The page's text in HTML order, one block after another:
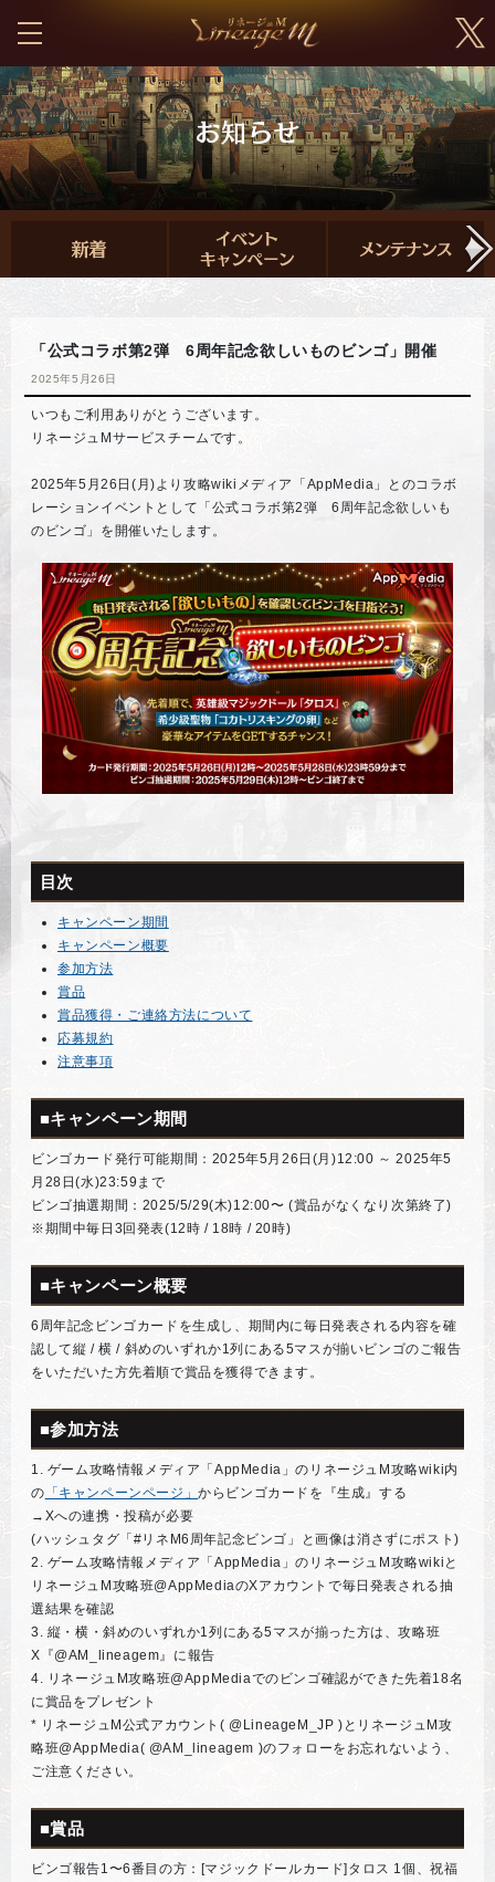
「公式コラボ第2弾 6周年記念欲しいものビンゴ」開催
2025年5月26日
いつもご利用ありがとうございます。
リネージュMサービスチームです。
2025年5月26日(月)より攻略wikiメディア「AppMedia」とのコラボ
レーションイベントとして「公式コラボ第2弾 6周年記念欲しいも
のビンゴ」を開催いたします。
目次
キャンペーン期間
キャンペーン概要
参加方法
賞品
賞品獲得・ご連絡方法について
応募規約
注意事項
■キャンペーン期間
ビンゴカード発行可能期間：2025年5月26日(月)12:00 ～ 2025年5
月28日(水)23:59まで
ビンゴ抽選期間：2025/5/29(木)12:00〜 (賞品がなくなり次第終了)
※期間中毎日3回発表(12時 / 18時 / 20時)
■キャンペーン概要
6周年記念ビンゴカードを生成し、期間内に毎日発表される内容を確
認して縦 / 横 / 斜めのいずれか1列にある5マスが揃いビンゴのご報告
をいただいた方先着順で賞品を獲得できます。
■参加方法
1. ゲーム攻略情報メディア「AppMedia」のリネージュM攻略wiki内
の 「キャンペーンページ」からビンゴカードを『生成』する
→Xへの連携・投稿が必要
(ハッシュタグ「#リネM6周年記念ビンゴ」と画像は消さずにポスト)
2. ゲーム攻略情報メディア「AppMedia」のリネージュM攻略wikiと
リネージュM攻略班@AppMediaのXアカウントで毎日発表される抽
選結果を確認
3. 縦・横・斜めのいずれか1列にある5マスが揃った方は、攻略班
X『@AM_lineagem』に報告
4. リネージュM攻略班@AppMediaでのビンゴ確認ができた先着18名
に賞品をプレゼント
* リネージュM公式アカウント( @LineageM_JP )とリネージュM攻
略班@AppMedia( @AM_lineagem )のフォローをお忘れないよう、
ご注意ください。
■賞品
ビンゴ報告1〜6番目の方：[マジックドールカード]タロス 1個、祝福